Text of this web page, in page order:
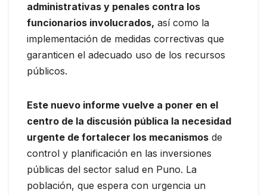
administrativas y penales contra los
funcionarios involucrados, así como la
implementación de medidas correctivas que
garanticen el adecuado uso de los recursos
públicos.
Este nuevo informe vuelve a poner en el
centro de la discusión pública la necesidad
urgente de fortalecer los mecanismos de
control y planificación en las inversiones
públicas del sector salud en Puno. La
población, que espera con urgencia un